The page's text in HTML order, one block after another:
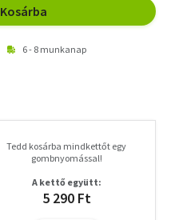
Kosárba
6 - 8 munkanap
Tedd kosárba mindkettőt egy
gombnyomással!
A kettő együtt:
5 290 Ft